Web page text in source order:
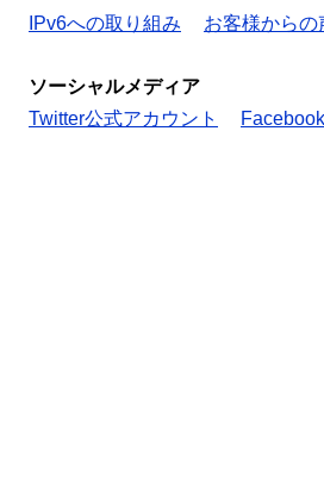
IPv6への取り組み
お客様からの
ソーシャルメディア
Twitter公式アカウント